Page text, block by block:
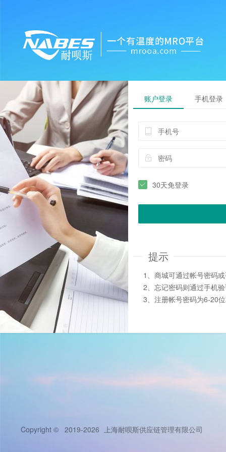
账户登录 手机登录
30天免登录
提示
1、商城可通过帐号密码
2、忘记密码则通过手机
3、注册帐号密码为6-20
Copyright © 2019-2026 上海耐呗斯供应链管理有限公司